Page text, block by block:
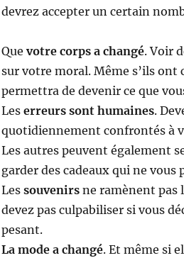
devrez accepter un certain
Que votre corps a changé. Voir
sur votre moral. Même s’ils ont
permettra de devenir ce que
Les erreurs sont humaines.
quotidiennement confrontés à
Les autres peuvent également
garder des cadeaux qui ne vous
Les souvenirsne ramènent pas
devez pas culpabiliser si vous
pesant.
La mode a changé. Et même si